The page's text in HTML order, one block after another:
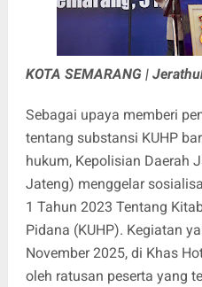
KOTA SEMARANG |
Sebagai upaya memberi
tentang substansi KUHP
hukum, Kepolisian Daerah
Jateng) menggelar
1 Tahun 2023 Tentang
Pidana (KUHP). Kegiatan
November 2025, di Khas
oleh ratusan peserta yang